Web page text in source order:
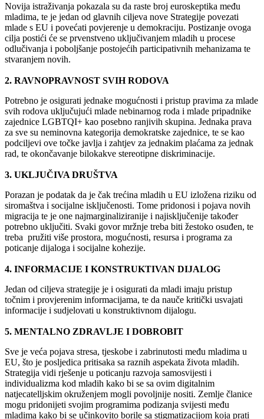
Novija istraživanja pokazala su da raste broj euroskeptika među
mladima, te je jedan od glavnih ciljeva nove Strategije povezati
mlade s EU i povećati povjerenje u demokraciju. Postizanje ovoga
cilja postići će se prvenstveno uključivanjem mladih u procese
odlučivanja i poboljšanje postojećih participativnih mehanizama te
stvaranjem novih.
2. RAVNOPRAVNOST SVIH RODOVA
Potrebno je osigurati jednake mogućnosti i pristup pravima za mlade
svih rodova uključujući mlade nebinarnog roda i mlade pripadnike
zajednice LGBTQI+ kao posebno ranjivih skupina. Jednaka prava
za sve su neminovna kategorija demokratske zajednice, te se kao
podciljevi ove točke javlja i zahtjev za jednakim plaćama za jednak
rad, te okončavanje bilokakve stereotipne diskriminacije.
3. UKLJUČIVA DRUŠTVA
Porazan je podatak da je čak trećina mladih u EU izložena riziku od
siromaštva i socijalne isključenosti. Tome pridonosi i pojava novih
migracija te je one najmarginaliziranije i najisključenije također
potrebno uključiti. Svaki govor mržnje treba biti žestoko osuđen, te
treba pružiti više prostora, mogućnosti, resursa i programa za
poticanje dijaloga i socijalne kohezije.
4. INFORMACIJE I KONSTRUKTIVAN DIJALOG
Jedan od ciljeva strategije je i osigurati da mladi imaju pristup
točnim i provjerenim informacijama, te da nauče kritički usvajati
informacije i sudjelovati u konstruktivnom dijalogu.
5. MENTALNO ZDRAVLJE I DOBROBIT
Sve je veća pojava stresa, tjeskobe i zabrinutosti među mladima u
EU, što je posljedica pritisaka sa raznih aspekata života mladih.
Strategija vidi rješenje u poticanju razvoja samosvijesti i
individualizma kod mladih kako bi se sa ovim digitalnim
natjecatelljskim okruženjem mogli povoljnije nositi. Zemlje članice
mogu pridonijeti svojim programima podizanja svijesti među
mladima kako bi se učinkovito borile sa stigmatizacijom koja prati